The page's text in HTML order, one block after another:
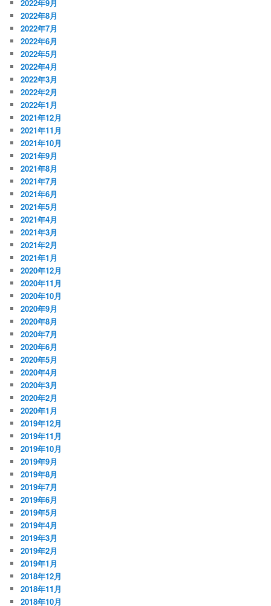
2022年9月
2022年8月
2022年7月
2022年6月
2022年5月
2022年4月
2022年3月
2022年2月
2022年1月
2021年12月
2021年11月
2021年10月
2021年9月
2021年8月
2021年7月
2021年6月
2021年5月
2021年4月
2021年3月
2021年2月
2021年1月
2020年12月
2020年11月
2020年10月
2020年9月
2020年8月
2020年7月
2020年6月
2020年5月
2020年4月
2020年3月
2020年2月
2020年1月
2019年12月
2019年11月
2019年10月
2019年9月
2019年8月
2019年7月
2019年6月
2019年5月
2019年4月
2019年3月
2019年2月
2019年1月
2018年12月
2018年11月
2018年10月